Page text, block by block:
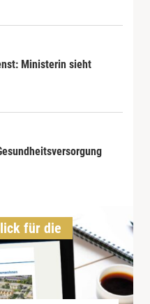
Ministerin sieht
für die